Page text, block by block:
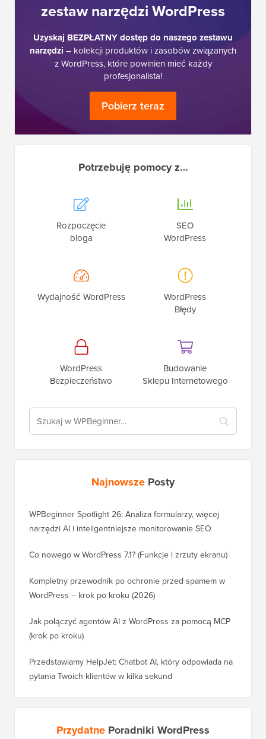
zestaw narzędzi WordPress
Uzyskaj BEZPŁATNY dostęp do naszego zestawu
narzędzi – kolekcji produktów i zasobów związanych
z WordPress, które powinien mieć każdy
profesjonalista!
Pobierz teraz
Potrzebuję pomocy z…
Rozpoczęcie
bloga
SEO
WordPress
Wydajność WordPress
WordPress
Błędy
WordPress
Bezpieczeństwo
Budowanie
Sklepu Internetowego
Najnowsze Posty
WPBeginner Spotlight 26: Analiza formularzy, więcej
narzędzi AI i inteligentniejsze monitorowanie SEO
Co nowego w WordPress 7.1? (Funkcje i zrzuty ekranu)
Kompletny przewodnik po ochronie przed spamem w
WordPress – krok po kroku (2026)
Jak połączyć agentów AI z WordPress za pomocą MCP
(krok po kroku)
Przedstawiamy HelpJet: Chatbot AI, który odpowiada na
pytania Twoich klientów w kilka sekund
Przydatne Poradniki WordPress